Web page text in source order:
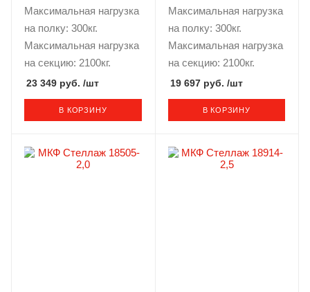
Максимальная нагрузка
на полку: 300кг.
Максимальная нагрузка
на секцию: 2100кг.
23 349 руб. /шт
В КОРЗИНУ
Максимальная нагрузка
на полку: 300кг.
Максимальная нагрузка
на секцию: 2100кг.
19 697 руб. /шт
В КОРЗИНУ